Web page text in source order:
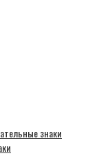
знаки